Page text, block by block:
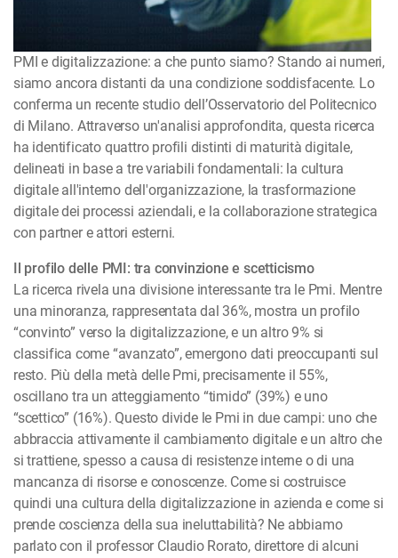
PMI e digitalizzazione: a che punto siamo? Stando ai numeri,
siamo ancora distanti da una condizione soddisfacente. Lo
conferma un recente studio dell’Osservatorio del Politecnico
di Milano. Attraverso un'analisi approfondita, questa ricerca
ha identificato quattro profili distinti di maturità digitale,
delineati in base a tre variabili fondamentali: la cultura
digitale all'interno dell'organizzazione, la trasformazione
digitale dei processi aziendali, e la collaborazione strategica
con partner e attori esterni.
Il profilo delle PMI: tra convinzione e scetticismo
La ricerca rivela una divisione interessante tra le Pmi. Mentre
una minoranza, rappresentata dal 36%, mostra un profilo
“convinto” verso la digitalizzazione, e un altro 9% si
classifica come “avanzato”, emergono dati preoccupanti sul
resto. Più della metà delle Pmi, precisamente il 55%,
oscillano tra un atteggiamento “timido” (39%) e uno
“scettico” (16%). Questo divide le Pmi in due campi: uno che
abbraccia attivamente il cambiamento digitale e un altro che
si trattiene, spesso a causa di resistenze interne o di una
mancanza di risorse e conoscenze. Come si costruisce
quindi una cultura della digitalizzazione in azienda e come si
prende coscienza della sua ineluttabilità? Ne abbiamo
parlato con il professor Claudio Rorato, direttore di alcuni